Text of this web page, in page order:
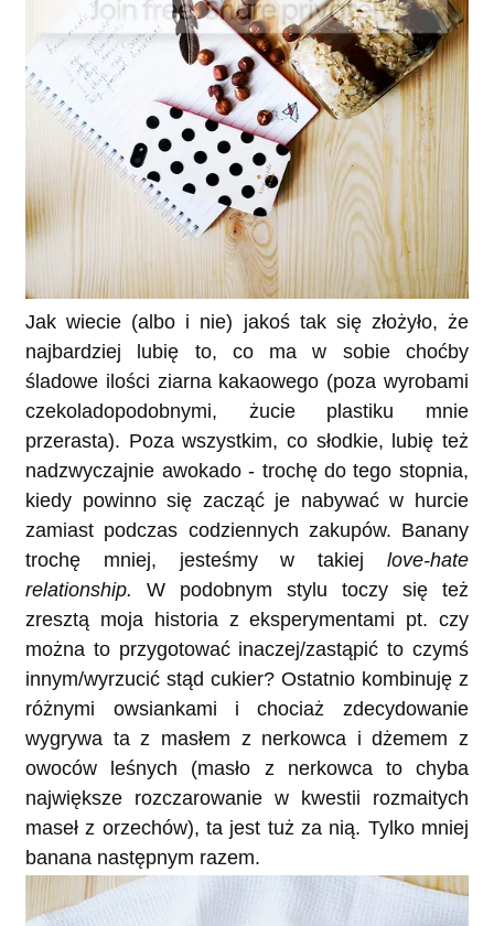
Jak wiecie (albo i nie) jakoś tak się złożyło, że
najbardziej lubię to, co ma w sobie choćby
śladowe ilości ziarna kakaowego (poza wyrobami
czekoladopodobnymi, żucie plastiku mnie
przerasta). Poza wszystkim, co słodkie, lubię też
nadzwyczajnie awokado - trochę do tego stopnia,
kiedy powinno się zacząć je nabywać w hurcie
zamiast podczas codziennych zakupów. Banany
trochę mniej, jesteśmy w takiej love-hate
relationship.W podobnym stylu toczy się też
zresztą moja historia z eksperymentami pt. czy
można to przygotować inaczej/zastąpić to czymś
innym/wyrzucić stąd cukier? Ostatnio kombinuję z
różnymi owsiankami i chociaż zdecydowanie
wygrywa ta z masłem z nerkowca i dżemem z
owoców leśnych (masło z nerkowca to chyba
największe rozczarowanie w kwestii rozmaitych
maseł z orzechów), ta jest tuż za nią. Tylko mniej
banana następnym razem.